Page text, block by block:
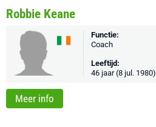
Robbie Keane
Functie:
Coach
Leeftijd:
46 jaar (8 jul. 1980)
Meer info